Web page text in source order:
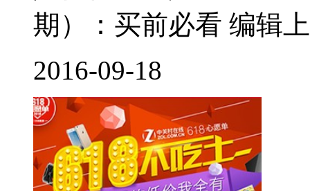
期）：买前必看 编辑
2016-09-18